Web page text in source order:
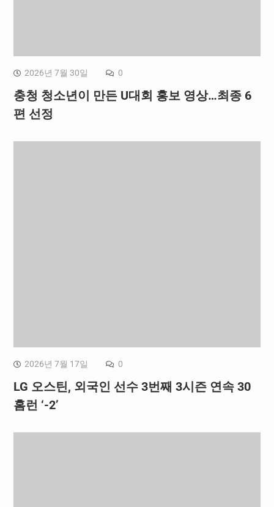
2026년 7월 30일 0
충청 청소년이 만든 U대회 홍보 영상…최종 6
편 선정
2026년 7월 17일 0
LG 오스틴, 외국인 선수 3번째 3시즌 연속 30
홈런 ‘-2’